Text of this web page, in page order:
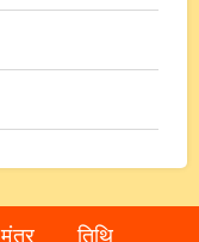
मंत्र तिथि